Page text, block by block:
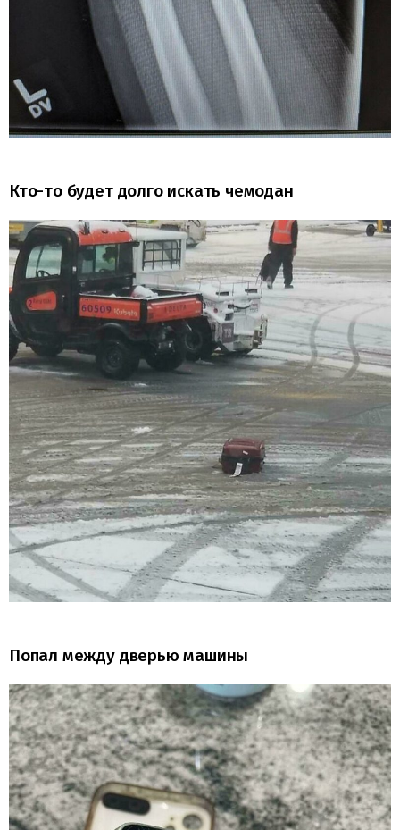
Кто-то будет долго искать чемодан
Попал между дверью машины